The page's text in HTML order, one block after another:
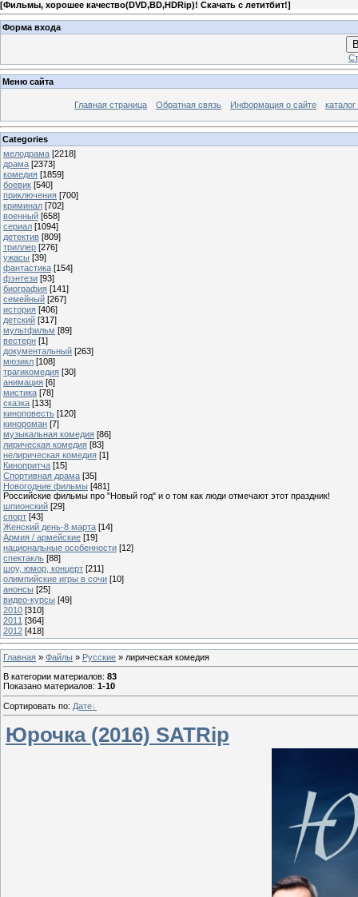
[Фильмы, хорошее качество(DVD,BD,HDRip)! Скачать с летитбит!]
Форма входа
Меню сайта
Главная страница Обратная связь Информация о сайте
Categories
мелодрама [2218]
драма [2373]
комедия [1859]
боевик [540]
приключения [700]
криминал [702]
военный [658]
сериал [1094]
детектив [809]
триллер [276]
ужасы [39]
фантастика [154]
фэнтези [93]
биография [141]
семейный [267]
история [406]
детский [317]
мультфильм [89]
вестерн [1]
документальный [263]
мюзикл [108]
трагикомедия [30]
анимация [6]
мистика [78]
сказка [133]
киноповесть [120]
кинороман [7]
музыкальная комедия [86]
лирическая комедия [83]
нелирическая комедия [1]
Кинопритча [15]
Спортивная драма [35]
Новогодние фильмы [481]
Российские фильмы про "Новый год" и о том как люди отмечают этот праздник!
шпионский [29]
спорт [43]
Женский день-8 марта [14]
Армия / армейские [19]
национальные особенности [12]
спектакль [88]
шоу, юмор, концерт [211]
олимпийские игры в сочи [10]
анонсы [25]
видео-курсы [49]
2010 [310]
2011 [364]
2012 [418]
Главная » Файлы » Русские » лирическая комедия
В категории материалов: 83
Показано материалов: 1-10
Сортировать по: Дате
Юрочка (2016) SATRip